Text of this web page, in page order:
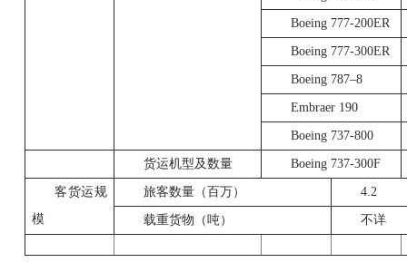
Boeing 777-200ER
Boeing 777-300ER
Boeing 787–8
Embraer 190
Boeing 737-800
货运机型及数量 Boeing 737-300F
客货运规
模
旅客数量（百万） 4.2
载重货物（吨） 不详